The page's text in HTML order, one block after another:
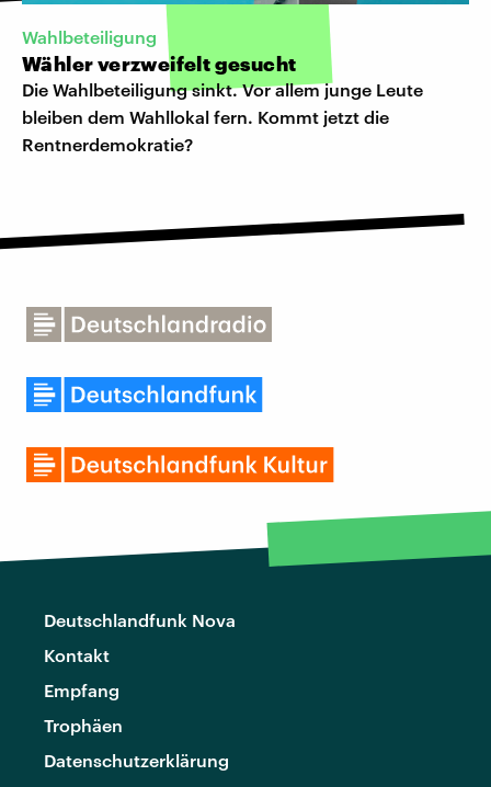
Wahlbeteiligung
Wähler verzweifelt gesucht
Die Wahlbeteiligung sinkt. Vor allem junge Leute
bleiben dem Wahllokal fern. Kommt jetzt die
Rentnerdemokratie?
Deutschlandfunk Nova
Kontakt
Empfang
Trophäen
Datenschutzerklärung